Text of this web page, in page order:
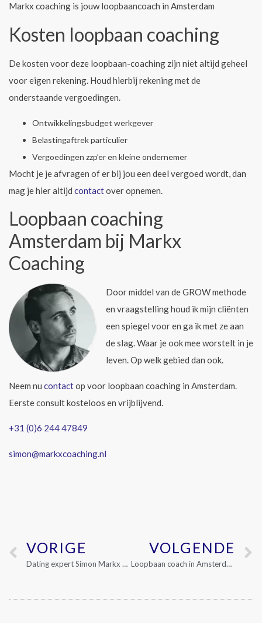
Markx coaching is jouw loopbaancoach in Amsterdam
Kosten loopbaan coaching
De kosten voor deze loopbaan-coaching zijn niet altijd geheel
voor eigen rekening. Houd hierbij rekening met de
onderstaande vergoedingen.
Ontwikkelingsbudget werkgever
Belastingaftrek particulier
Vergoedingen zzp’er en kleine ondernemer
Mocht je je afvragen of er bij jou een deel vergoed wordt, dan
mag je hier altijd contactover opnemen.
Loopbaan coaching
Amsterdam bij Markx
Coaching
Door middel van de GROW methode
en vraagstelling houd ik mijn cliënten
een spiegel voor en ga ik met ze aan
de slag. Waar je ook mee worstelt in je
leven. Op welk gebied dan ook.
Neem nu contactop voor loopbaan coaching in Amsterdam.
Eerste consult kosteloos en vrijblijvend.
+31 (0)6 244 47849
simon@markxcoaching.nl
VORIGE
Dating expert Simon Markx zet date valkuilen om in een uitdaging
VOLGENDE
Loopbaan coach in Amsterdam voor jouw verdere carrière